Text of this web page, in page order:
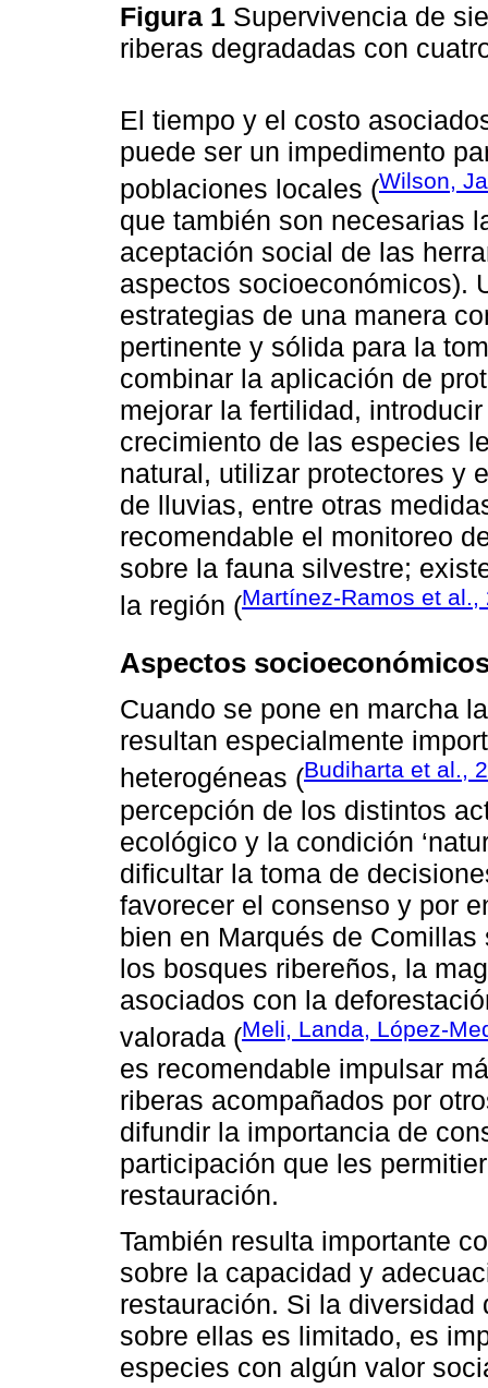
Figura 1 Supervivencia de
riberas degradadas con
El tiempo y el costo
puede ser un impedimento
poblaciones locales (Wilson,
que también son necesarias
aceptación social de las
aspectos socioeconómicos).
estrategias de una manera
pertinente y sólida para la
combinar la aplicación de
mejorar la fertilidad,
crecimiento de las especies
natural, utilizar protectores y
de lluvias, entre otras
recomendable el monitoreo
sobre la fauna silvestre;
la región (Martínez-Ramos et al.,
Aspectos
Cuando se pone en marcha
resultan especialmente
heterogéneas (Budiharta et al.,
percepción de los distintos
ecológico y la condición
dificultar la toma de
favorecer el consenso y por
bien en Marqués de
los bosques ribereños, la
asociados con la
valorada (Meli, Landa, López-
es recomendable impulsar
riberas acompañados por
difundir la importancia de
participación que les
restauración.
También resulta importante
sobre la capacidad y
restauración. Si la
sobre ellas es limitado, es
especies con algún valor